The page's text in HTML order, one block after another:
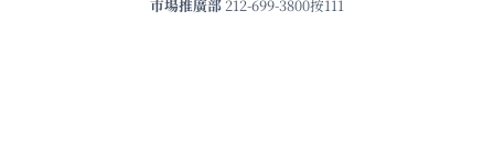
市場推廣部 212-699-3800按111